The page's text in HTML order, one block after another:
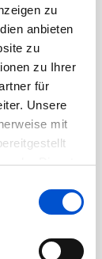
zu
anbieten
zu
zu Ihrer
für
Unsere
mit
der Dienste